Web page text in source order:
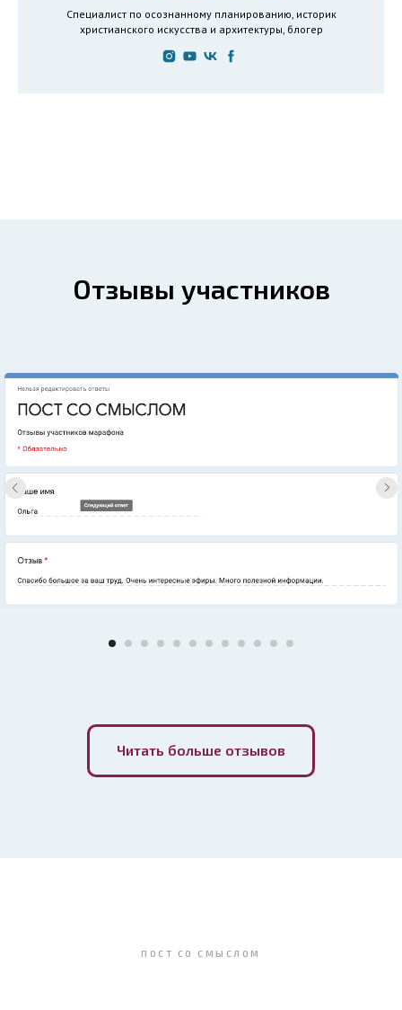
Специалист по осознанному планированию, историк
христианского искусства и архитектуры, блогер
Отзывы участников
Читать больше отзывов
ПОСТ СО СМЫСЛОМ